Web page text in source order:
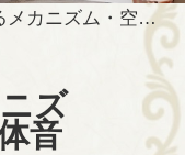
ズム・空気音と個体音
ズ
音